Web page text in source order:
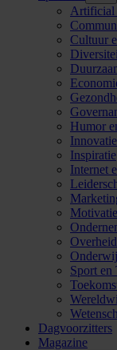
Artificial
Cultuur
Humor
Inspiratie
Internet
Motivatie
Sport en
Dagvoorzitters
Magazine